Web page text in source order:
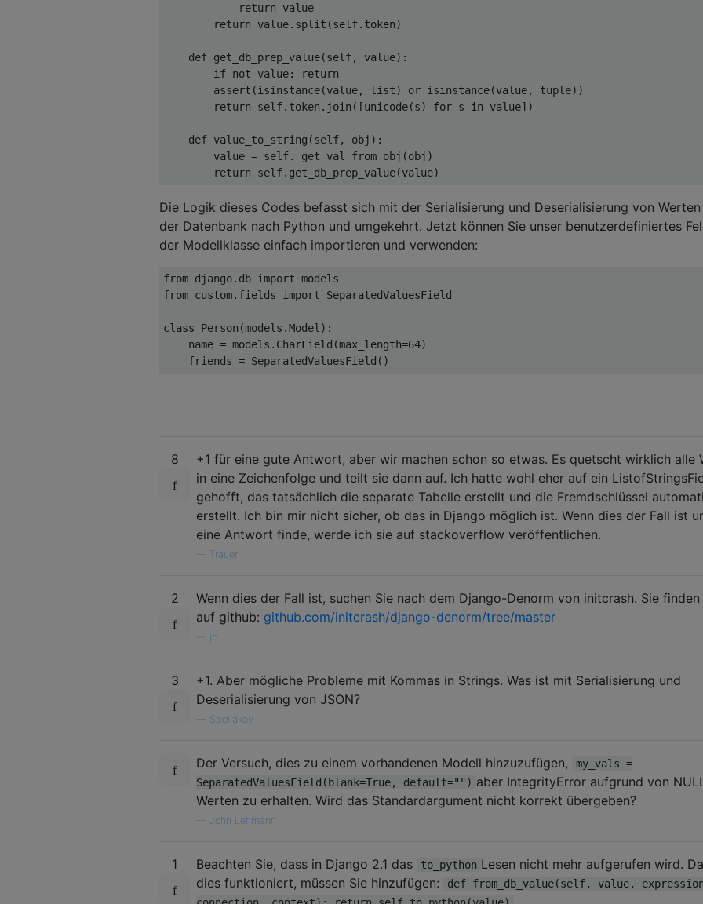
return value
return value. split (self. token)
def get_db_prep_value(self, value):
if not value:
return
assert (isinstance(value, list) or isinstance(value, tuple))
return self. token . join ([unicode(s) for s in value])
def value_to_string (self, obj ):
        value
= self. _get_val_from_obj (obj )
return self. get_db_prep_value(value)
Die Logik dieses Codes befasst sich mit der Serialisierung und Deserialisierung von Werten
der Datenbank nach Python und umgekehrt. Jetzt können Sie unser benutzerdefiniertes
der Modellklasse einfach importieren und verwenden:
from django. db import
from custom. fields import SeparatedValuesField
class Person (models .Model ):
    name
= models . CharField (max_length=64)
    friends
= SeparatedValuesField ()
8
+1 für eine gute Antwort, aber wir machen schon so etwas. Es quetscht wirklich alle
in eine Zeichenfolge und teilt sie dann auf. Ich hatte wohl eher auf ein
gehofft, das tatsächlich die separate Tabelle erstellt und die Fremdschlüssel
erstellt. Ich bin mir nicht sicher, ob das in Django möglich ist. Wenn dies der Fall ist
eine Antwort finde, werde ich sie auf stackoverflow veröffentlichen.
Trauer
2
Wenn dies der Fall ist, suchen Sie nach dem Django-Denorm von initcrash. Sie finden
auf github: github.com/initcrash/django-denorm/tree/master
jb.
3
+1. Aber mögliche Probleme mit Kommas in Strings. Was ist mit Serialisierung und
Deserialisierung von JSON?
Sbeliakov
Der Versuch, dies zu einem vorhandenen Modell hinzuzufügen,
my_vals =
SeparatedValuesField(blank=True, default="") aber IntegrityError aufgrund von
Werten zu erhalten. Wird das Standardargument nicht korrekt übergeben?
John Lehmann
1 Beachten Sie, dass in Django 2.1 das to_python Lesen nicht mehr aufgerufen wird.
dies funktioniert, müssen Sie hinzufügen:
def from_db_value(self, value,